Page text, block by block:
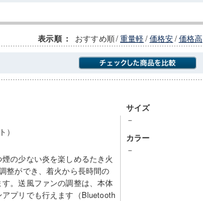
表示順 ： おすすめ順/重量軽/価格安/価格高
）
の少ない炎を楽しめるたき火
整ができ、着火から長時間の
。送風ファンの調整は、本体
プリでも行えます（Bluetooth
サイズ
－
カラー
－